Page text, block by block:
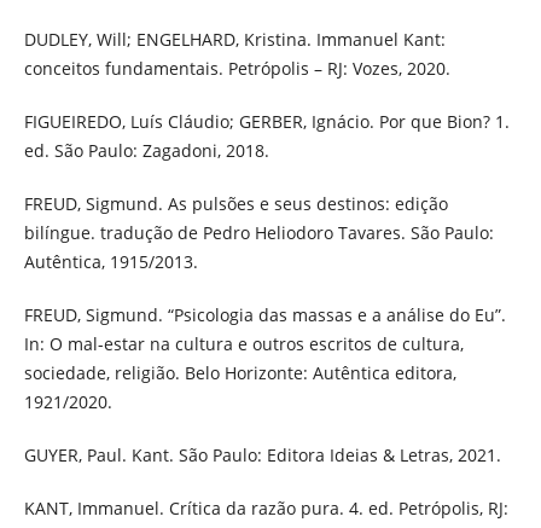
DUDLEY, Will; ENGELHARD, Kristina. Immanuel Kant:
conceitos fundamentais. Petrópolis – RJ: Vozes, 2020.
FIGUEIREDO, Luís Cláudio; GERBER, Ignácio. Por que Bion? 1.
ed. São Paulo: Zagadoni, 2018.
FREUD, Sigmund. As pulsões e seus destinos: edição
bilíngue. tradução de Pedro Heliodoro Tavares. São Paulo:
Autêntica, 1915/2013.
FREUD, Sigmund. “Psicologia das massas e a análise do Eu”.
In: O mal-estar na cultura e outros escritos de cultura,
sociedade, religião. Belo Horizonte: Autêntica editora,
1921/2020.
GUYER, Paul. Kant. São Paulo: Editora Ideias & Letras, 2021.
KANT, Immanuel. Crítica da razão pura. 4. ed. Petrópolis, RJ: